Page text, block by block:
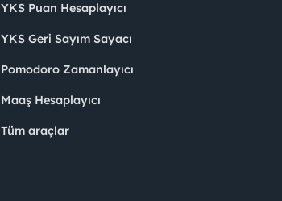
YKS Puan Hesaplayıcı
YKS Geri Sayım Sayacı
Pomodoro Zamanlayıcı
Maaş Hesaplayıcı
Tüm araçlar